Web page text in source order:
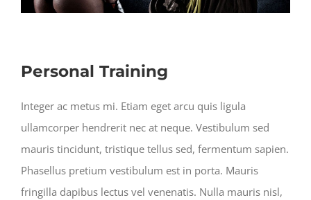
Personal Training
Integer ac metus mi. Etiam eget arcu quis ligula
ullamcorper hendrerit nec at neque. Vestibulum sed
mauris tincidunt, tristique tellus sed, fermentum sapien.
Phasellus pretium vestibulum est in porta. Mauris
fringilla dapibus lectus vel venenatis. Nulla mauris nisl,